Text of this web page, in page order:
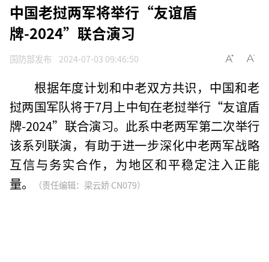
中国老挝两军将举行“友谊盾
牌-2024”联合演习
国防部发布 2024-07-03 09:46:50
根据年度计划和中老双方共识，中国和老
挝两国军队将于7月上中旬在老挝举行“友谊盾
牌-2024”联合演习。此系中老两军第二次举行
该系列联演，有助于进一步深化中老两军战略
互信与务实合作，为地区和平稳定注入正能
量。
（责任编辑：梁云娇 CN079）